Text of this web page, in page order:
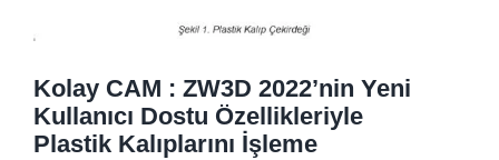
Kolay CAM : ZW3D 2022’nin Yeni
Kullanıcı Dostu Özellikleriyle
Plastik Kalıplarını İşleme